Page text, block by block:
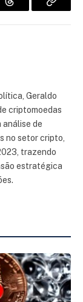
Threads Copiar
Geraldo
criptomoedas
análise de
no setor cripto,
trazendo
estratégica